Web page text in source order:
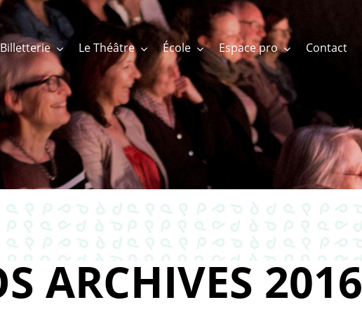
Billetterie Le Théâtre École Espace pro Contact
ARCHIVES 2016